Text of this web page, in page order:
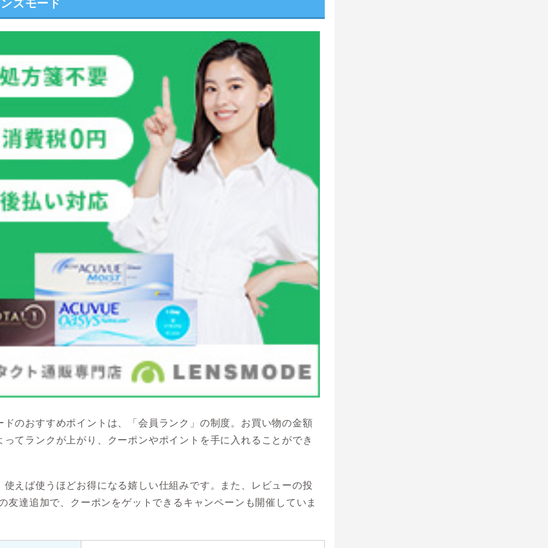
ドのおすすめポイントは、「会員ランク」の制度。お買い物の金額
ってランクが上がり、クーポンやポイントを手に入れることができ
使えば使うほどお得になる嬉しい仕組みです。また、レビューの投
友達追加で、クーポンをゲットできるキャンペーンも開催していま